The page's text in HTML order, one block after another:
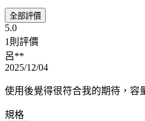
全部評價
5.0
1則評價
呂**
2025/12/04
使用後覺得很符合我的期待，容
規格